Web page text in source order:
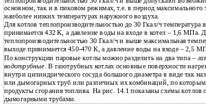
основном, так и в пиковом режимах, т.е. в период максимального
наиболее низких температурах наружного воздуха.
Для котлов теплопроизводительностью до 30 Гкал/ч температура
принимается 432 К, а давление воды на входе в котел – 1,6 МПа.
теплопроизводительностью 30 Гкал/ч и выше максимальная
выходе принимается 450-470 К, а давление воды на входе – 2,5
По конструкции паровые котлы можно разделить на два типа –
водотрубные. В газотрубных котлах основные поверхности
внутри цилиндрического сосуда большого диаметра в виде так
или дымогарных труб или различных их комбинаций, по
продукты сгорания топлива. На рис. 14.1 показаны схемы котлов
дымогарными трубами.